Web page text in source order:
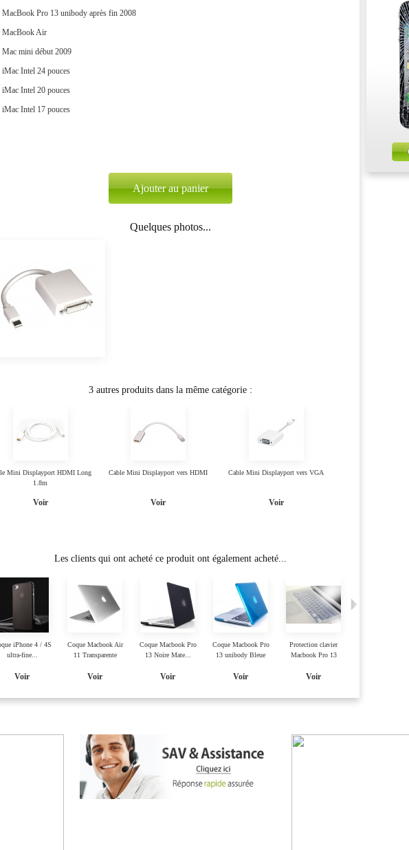
MacBook Pro 13 unibody après fin 2008
MacBook Air
Mac mini début 2009
iMac Intel 24 pouces
iMac Intel 20 pouces
iMac Intel 17 pouces
Quelques photos...
3 autres produits dans la même catégorie :
Mini Displayport HDMI Long
1.8m
Voir
Cable Mini Displayport vers HDMI
Voir
Cable Mini Displayport vers VGA
Voir
Les clients qui ont acheté ce produit ont également acheté...
iPhone 4 / 4S
ultra-fine...
Voir
Coque Macbook Air
11 Transparente
Voir
Coque Macbook Pro
13 Noire Mate...
Voir
Coque Macbook Pro
13 unibody Bleue
Voir
Protection clavier
Macbook Pro 13
Voir